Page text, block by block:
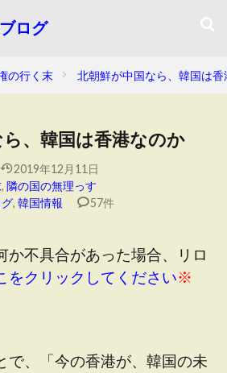
ログ
の行く末 北朝鮮が中国なら、韓国は香
、韓国は香港なのか
2019年12月11日
, 隣の国の無理っす
, 韓国情報 57件
か不具合があった場合、リロ
をクリックしてください※
で、「今の香港が、韓国の未